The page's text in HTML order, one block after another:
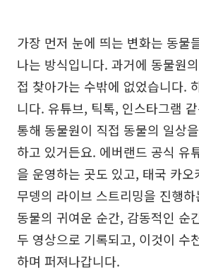
가장 먼저 눈에 띄는 변화는 동물
나는 방식입니다. 과거에 동물원
접 찾아가는 수밖에 없었습니다.
니다. 유튜브, 틱톡, 인스타그램
통해 동물원이 직접 동물의 일상
하고 있거든요. 에버랜드 공식 유
을 운영하는 곳도 있고, 태국 카오
무뎅의 라이브 스트리밍을 진행
동물의 귀여운 순간, 감동적인 순
두 영상으로 기록되고, 이것이 수
하며 퍼져나갑니다.